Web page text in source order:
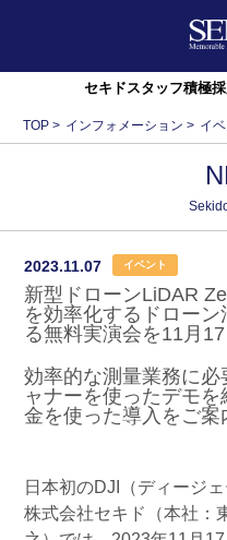
セキドスタッフ積極
TOP > インフォメーション > イ
2023.11.07 イベント
新型ドローンLiDAR
を効率化するドロー
る無料実演会を11月
効率的な測量業務に
ャナーを使ったデモ
金を使った導入をご案
日本初のDJI（ディージ
株式会社セキド（本社：